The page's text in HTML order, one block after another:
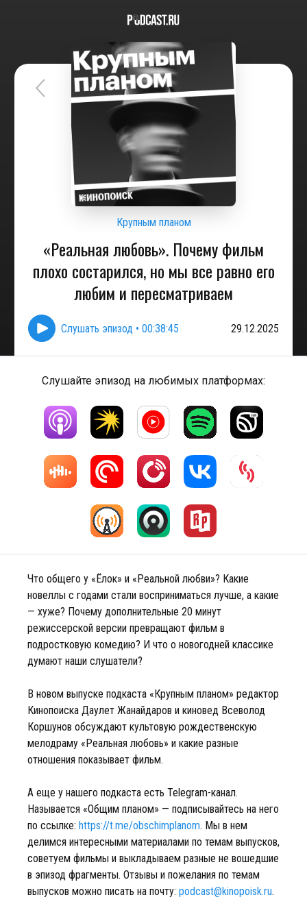
Крупным планом
«Реальная любовь». Почему фильм
плохо состарился, но мы все равно его
любим и пересматриваем
Слушать эпизод • 00:38:45 29.12.2025
Слушайте эпизод на любимых платформах:
Что общего у «Ёлок» и «Реальной любви»? Какие
новеллы с годами стали восприниматься лучше, а какие
— хуже? Почему дополнительные 20 минут
режиссерской версии превращают фильм в
подростковую комедию? И что о новогодней классике
думают наши слушатели?
В новом выпуске подкаста «Крупным планом» редактор
Кинопоиска Даулет Жанайдаров и киновед Всеволод
Коршунов обсуждают культовую рождественскую
мелодраму «Реальная любовь» и какие разные
отношения показывает фильм.
А еще у нашего подкаста есть Telegram-канал.
Называется «Общим планом» — подписывайтесь на него
по ссылке: https://t.me/obschimplanom. Мы в нем
делимся интересными материалами по темам выпусков,
советуем фильмы и выкладываем разные не вошедшие
в эпизод фрагменты. Отзывы и пожелания по темам
выпусков можно писать на почту: podcast@kinopoisk.ru.